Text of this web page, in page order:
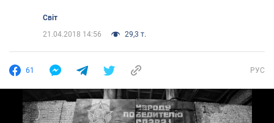
Світ
21.04.2018 14:56
29,3 т.
61 РУС